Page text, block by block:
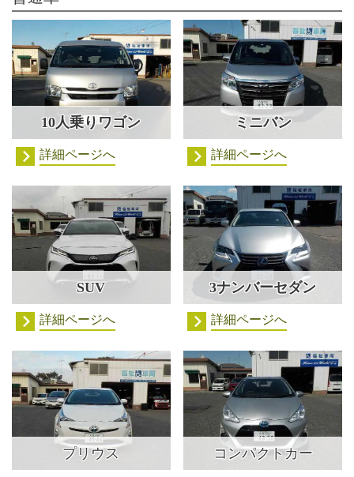
10人乗りワゴン
詳細ページへ
ミニバン
詳細ページへ
SUV
詳細ページへ
3ナンバーセダン
詳細ページへ
プリウス コンパクトカー